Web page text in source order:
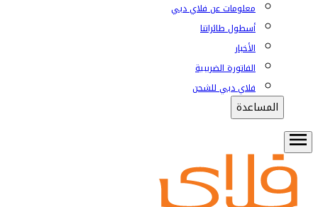
معلومات عن فلاي دبي
أسطول طائراتنا
الأخبار
الفاتورة الضريبية
فلاي دبي للشحن
المساعدة